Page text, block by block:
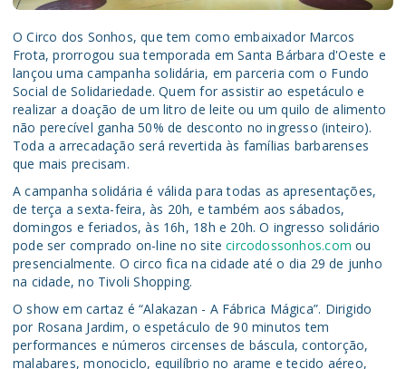
O Circo dos Sonhos, que tem como embaixador Marcos
Frota, prorrogou sua temporada em Santa Bárbara d'Oeste e
lançou uma campanha solidária, em parceria com o Fundo
Social de Solidariedade. Quem for assistir ao espetáculo e
realizar a doação de um litro de leite ou um quilo de alimento
não perecível ganha 50% de desconto no ingresso (inteiro).
Toda a arrecadação será revertida às famílias barbarenses
que mais precisam.
A campanha solidária é válida para todas as apresentações,
de terça a sexta-feira, às 20h, e também aos sábados,
domingos e feriados, às 16h, 18h e 20h. O ingresso solidário
pode ser comprado on-line no sitecircodossonhos.com ou
presencialmente. O circo fica na cidade até o dia 29 de junho
na cidade, no Tivoli Shopping.
O show em cartaz é “Alakazan - A Fábrica Mágica”. Dirigido
por Rosana Jardim, o espetáculo de 90 minutos tem
performances e números circenses de báscula, contorção,
malabares, monociclo, equilíbrio no arame e tecido aéreo,